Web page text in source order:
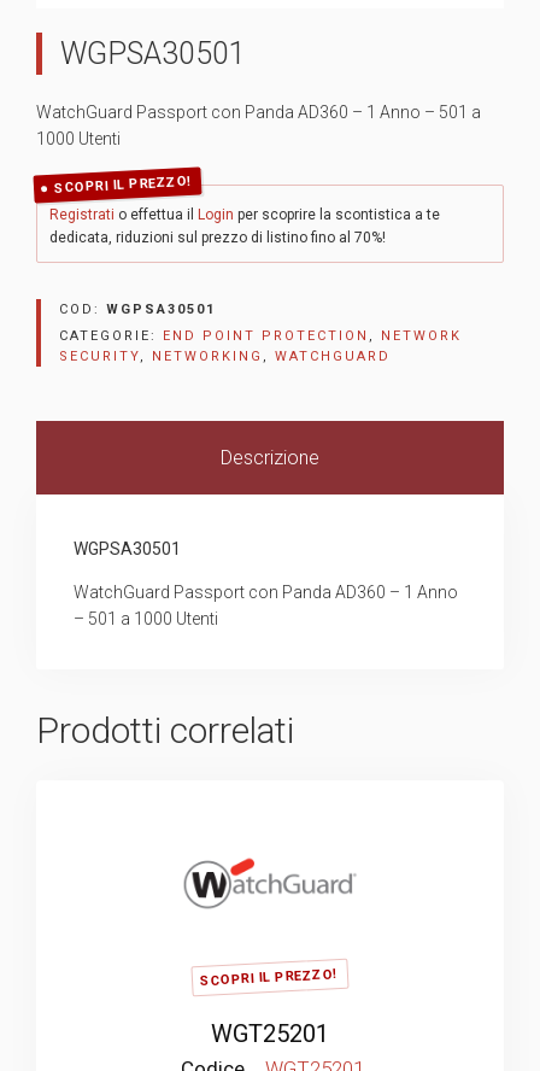
WGPSA30501
WatchGuard Passport con Panda AD360 – 1 Anno – 501 a
1000 Utenti
SCOPRI IL PREZZO!
Registrati o effettua il Login per scoprire la scontistica a te
dedicata, riduzioni sul prezzo di listino fino al 70%!
COD: WGPSA30501
CATEGORIE: END POINT PROTECTION , NETWORK
SECURITY, NETWORKING , WATCHGUARD
Descrizione
WGPSA30501
WatchGuard Passport con Panda AD360 – 1 Anno
– 501 a 1000 Utenti
Prodotti correlati
SCOPRI IL PREZZO!
WGT25201